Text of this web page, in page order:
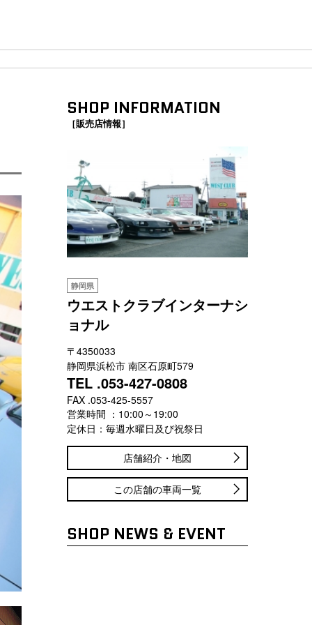
SHOP INFORMATION
［販売店情報］
静岡県
ウエストクラブインターナシ
ョナル
〒4350033
静岡県浜松市 南区石原町579
TEL .053-427-0808
FAX .053-425-5557
営業時間 ：10:00～19:00
定休日：毎週水曜日及び祝祭日
店舗紹介・地図
この店舗の車両一覧
SHOP NEWS & EVENT